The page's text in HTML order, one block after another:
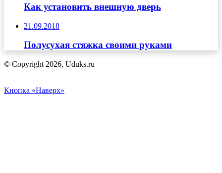
Как установить внешную дверь
21.09.2018
Полусухая стяжка своими руками
© Copyright 2026, Uduks.ru
Кнопка «Наверх»